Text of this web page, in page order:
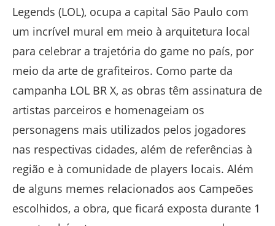
Legends (LOL), ocupa a capital São Paulo com
um incrível mural em meio à arquitetura local
para celebrar a trajetória do game no país, por
meio da arte de grafiteiros. Como parte da
campanha LOL BR X, as obras têm assinatura de
artistas parceiros e homenageiam os
personagens mais utilizados pelos jogadores
nas respectivas cidades, além de referências à
região e à comunidade de players locais. Além
de alguns memes relacionados aos Campeões
escolhidos, a obra, que ficará exposta durante 1